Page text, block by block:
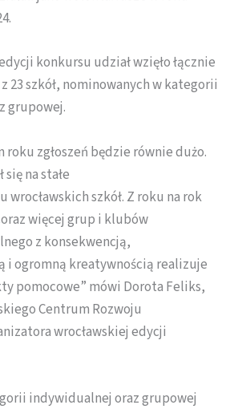
konkursu udział wzięło łącznie
23 szkół, nominowanych w kategorii
grupowej.
roku zgłoszeń będzie równie dużo.
na stałe
wrocławskich szkół. Z roku na rok
więcej grup i klubów
z konsekwencją,
i ogromną kreatywnością realizuje
pomocowe” mówi Dorota Feliks,
Centrum Rozwoju
wrocławskiej edycji
indywidualnej oraz grupowej